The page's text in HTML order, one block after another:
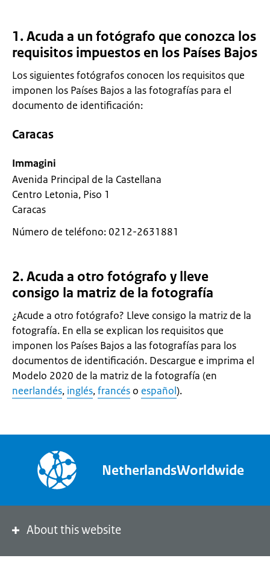
1. Acuda a un fotógrafo que conozca los
requisitos impuestos en los Países Bajos
Los siguientes fotógrafos conocen los requisitos que
imponen los Países Bajos a las fotografías para el
documento de identificación:
Caracas
Immagini
Avenida Principal de la Castellana
Centro Letonia, Piso 1
Caracas
Número de teléfono: 0212-2631881
2. Acuda a otro fotógrafo y lleve
consigo la matriz de la fotografía
¿Acude a otro fotógrafo? Lleve consigo la matriz de la
fotografía. En ella se explican los requisitos que
imponen los Países Bajos a las fotografías para los
documentos de identificación. Descargue e imprima el
Modelo 2020 de la matriz de la fotografía (en
neerlandés, inglés,francés o español).
NetherlandsWorldwide
About this website